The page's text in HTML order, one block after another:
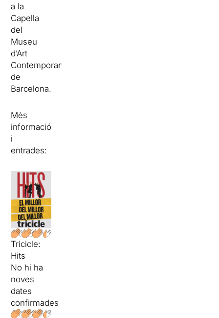
a la
Capella
del
Museu
d’Art
Contemporani
de
Barcelona.
Més
informació
i
entrades:
Tricicle:
Hits
No hi ha
noves
dates
confirmades